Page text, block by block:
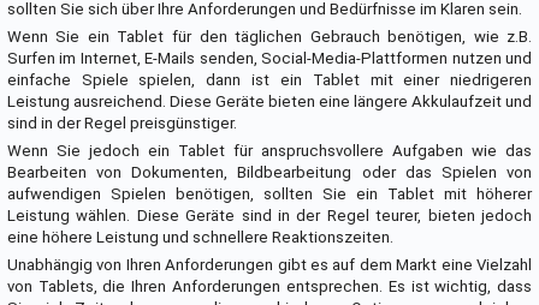
sollten Sie sich über Ihre Anforderungen und Bedürfnisse im Klaren sein.
Wenn Sie ein Tablet für den täglichen Gebrauch benötigen, wie z.B.
Surfen im Internet, E-Mails senden, Social-Media-Plattformen nutzen und
einfache Spiele spielen, dann ist ein Tablet mit einer niedrigeren
Leistung ausreichend. Diese Geräte bieten eine längere Akkulaufzeit und
sind in der Regel preisgünstiger.
Wenn Sie jedoch ein Tablet für anspruchsvollere Aufgaben wie das
Bearbeiten von Dokumenten, Bildbearbeitung oder das Spielen von
aufwendigen Spielen benötigen, sollten Sie ein Tablet mit höherer
Leistung wählen. Diese Geräte sind in der Regel teurer, bieten jedoch
eine höhere Leistung und schnellere Reaktionszeiten.
Unabhängig von Ihren Anforderungen gibt es auf dem Markt eine Vielzahl
von Tablets, die Ihren Anforderungen entsprechen. Es ist wichtig, dass